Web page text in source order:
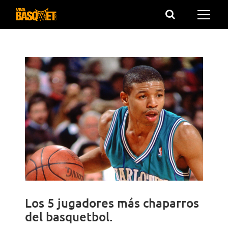
Saltar
Los 5 jugadores más chaparros
del basquetbol.